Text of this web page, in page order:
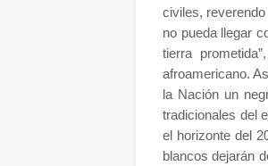
civiles,
no pueda llegar
tierra
afroamericano.
la Nación un
tradicionales del
el horizonte del
blancos dejarán